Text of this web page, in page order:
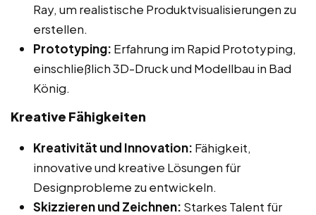
Ray, um realistische Produktvisualisierungen zu
erstellen.
Prototyping: Erfahrung im Rapid Prototyping,
einschließlich 3D-Druck und Modellbau in Bad
König.
Kreative Fähigkeiten
Kreativität und Innovation: Fähigkeit,
innovative und kreative Lösungen für
Designprobleme zu entwickeln.
Skizzieren und Zeichnen: Starkes Talent für